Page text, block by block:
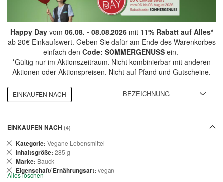
Happy Dayvom 06.08. - 08.08.2026mit 11% Rabatt auf Alles*
ab 20€ Einkaufswert. Geben Sie dafür am Ende des Warenkorbes
einfach den Code: SOMMERGENUSSein.
*Gültig nur im Aktionszeitraum. Nicht kombinierbar mit anderen
Aktionen oder Aktionspreisen. Nicht auf Pfand und Gutscheine.
EINKAUFEN NACH
EINKAUFEN NACH
Kategorie Vegane Lebensmittel
Dies
entfernen
Inhaltsgröße 285 g
Dies
entfernen
Marke Bauck
Dies
entfernen
Eigenschaft/ Ernährungsart vegan
Dies
entfernen
Alles löschen